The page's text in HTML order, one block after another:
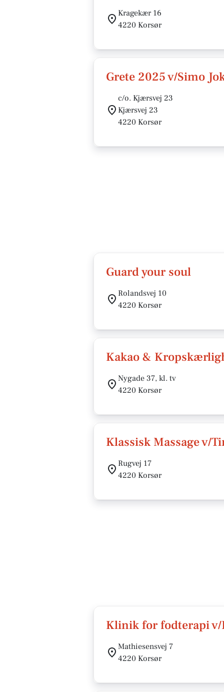
Kragekær 16
4220 Korsør
Grete 2025 v/Simo
c/o. Kjærsvej 23
Kjærsvej 23
4220 Korsør
Guard your soul
Rolandsvej 10
4220 Korsør
Kakao &
Nygade 37, kl. tv
4220 Korsør
Klassisk Massage v/
Rugvej 17
4220 Korsør
Klinik for fodterapi v/
Mathiesensvej 7
4220 Korsør